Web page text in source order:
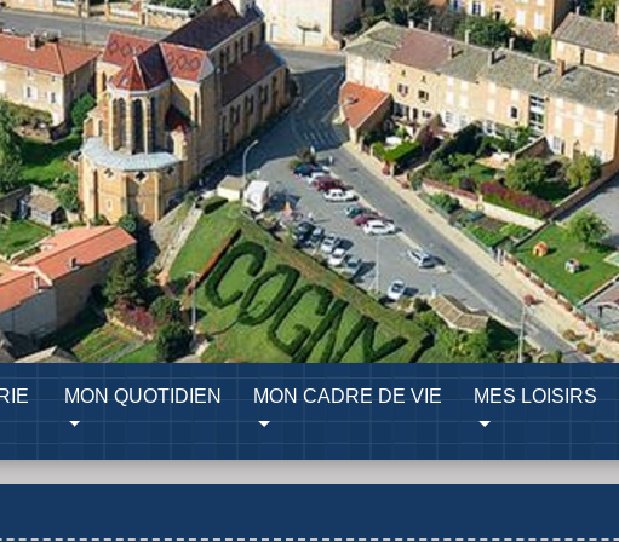
MON QUOTIDIEN MON CADRE DE VIE MES LOISIRS